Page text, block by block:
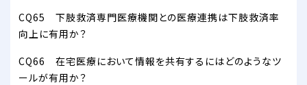
CQ65 下肢救済専門医療機関との医療連携は下肢救済率
向上に有用か？
CQ66 在宅医療において情報を共有するにはどのようなツ
ールが有用か？